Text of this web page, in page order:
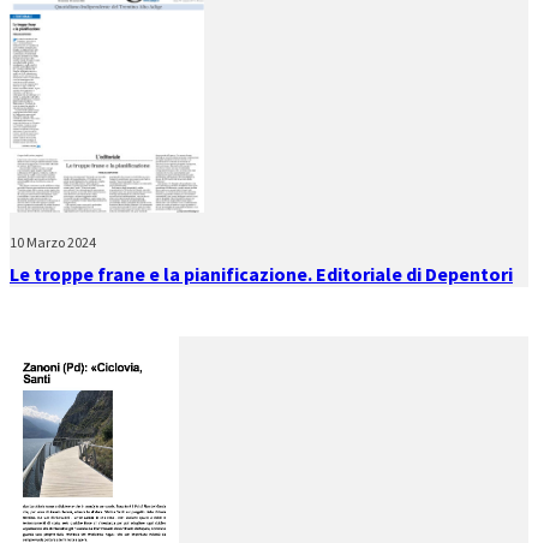
10 Marzo 2024
Le troppe frane e la pianificazione. Editoriale di Depentori